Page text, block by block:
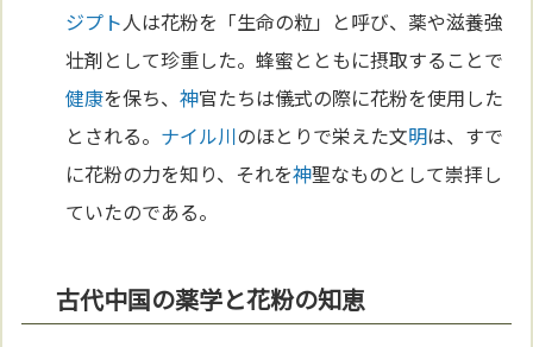
ジプト人は花粉を「生命の粒」と呼び、薬や滋養強
壮剤として珍重した。蜂蜜とともに摂取することで
健康を保ち、神官たちは儀式の際に花粉を使用した
とされる。 ナイル川のほとりで栄えた文明は、すで
に花粉の力を知り、それを神聖なものとして崇拝し
ていたのである。
古代中国の薬学と花粉の知恵